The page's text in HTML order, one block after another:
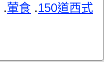
.葷食 .150道西式